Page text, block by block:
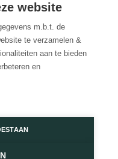
website
m.b.t. de
te verzamelen &
aan te bieden
en